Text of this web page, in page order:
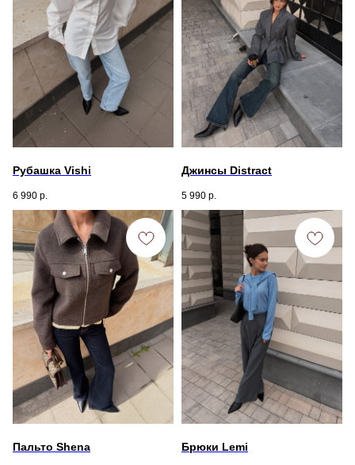
Рубашка Vishi
6 990 р.
Джинсы Distract
5 990 р.
Пальто Shena Брюки Lemi